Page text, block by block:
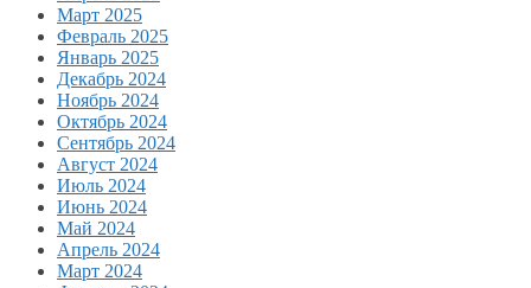
Март 2025
Февраль 2025
Январь 2025
Декабрь 2024
Ноябрь 2024
Октябрь 2024
Сентябрь 2024
Август 2024
Июль 2024
Июнь 2024
Май 2024
Апрель 2024
Март 2024